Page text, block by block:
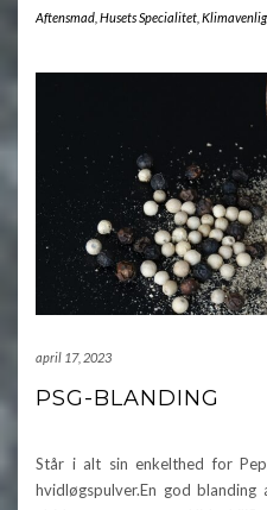
Aftensmad Husets Specialitet Klimavenlig
april 17, 2023
PSG-BLANDING
Står i alt sin enkelthed for
hvidløgspulver.En god